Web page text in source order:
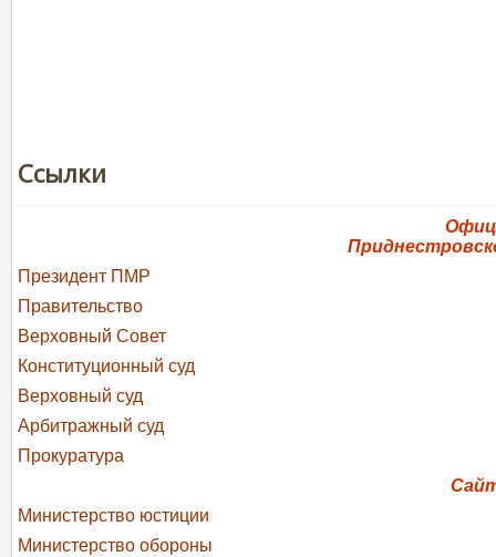
Ссылки
Президент ПМР
Правительство
Верховный Cовет
Конституционный суд
Верховный cуд
Арбитражный суд
Прокуратура
Министерство юстиции
Министерство обороны